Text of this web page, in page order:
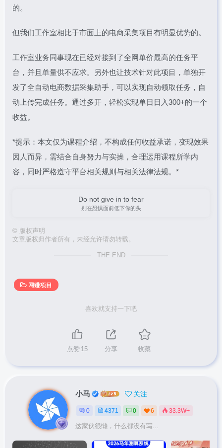
的。
但我们工作室相比于市面上的电商采集项目有明显优势的。
工作室业务同事现在已经对接到了全网单价最高的任务平
台，并且单量供不应求。另外也让技术针对此项目，单独开
发了全自动电商数据采集助手，可以实现自动领取任务，自
动上传完成任务。通过多开，轻松实现单日日入300+的一个
收益。
*提示：本文仅为课程介绍，不构成任何收益承诺，变现效果
因人而异，需结合自身努力与实操，合理运用课程所学内
容，同时严格遵守平台相关规则与相关法律法规。*
Do not give in to fear
别在恐惧面前低下你的头
© 版权声明
文章版权归作者所有，未经允许请勿转载。
THE END
网赚项目
喜欢就支持一下吧
点赞 15 分享 收藏
小马 关注
0 4371 0 6 33.3W+
这家伙很懒，什么都没有写...